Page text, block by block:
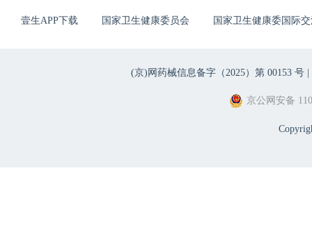
壹生APP下载 国家卫生健康委员会 国家卫生健康委国际
(京)网药械信息备字（2025）第 00153 号 |
京公网安备